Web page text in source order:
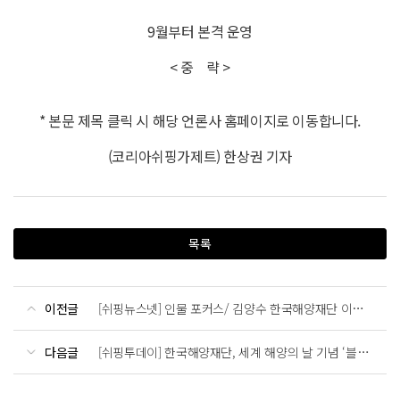
9월부터 본격 운영
< 중 략 >
* 본문 제목 클릭 시 해당 언론사 홈페이지로 이동합니다.
(코리아쉬핑가제트) 한상권 기자
목록
이전글 [쉬핑뉴스넷] 인물 포커스/ 김양수 한국해양재단 이사장... 해운기자단과 간담회 가져
다음글 [쉬핑투데이] 한국해양재단, 세계 해양의 날 기념 ‘블루카본 연대기’ 상영회 개최